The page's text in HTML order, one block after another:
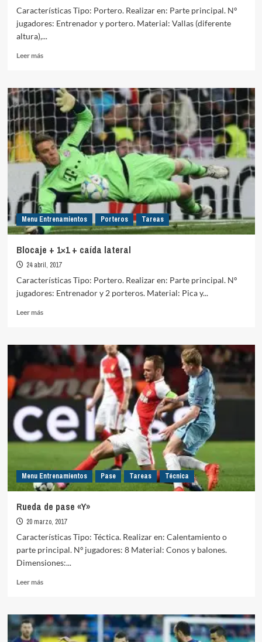
Características Tipo: Portero. Realizar en: Parte principal. Nº
jugadores: Entrenador y portero. Material: Vallas (diferente
altura),...
Leer másLeer
Fuerza
explosiva
(salto)
+
caída
lateral
Menu Entrenamientos Porteros Tareas
Blocaje + 1×1 + caída lateral
24 abril, 2017
Características Tipo: Portero. Realizar en: Parte principal. Nº
jugadores: Entrenador y 2 porteros. Material: Pica y...
Leer másLeer
Blocaje
1×1
+
caída
lateral
Menu Entrenamientos Pase Tareas Técnica
Rueda de pase «Y»
20 marzo, 2017
Características Tipo: Téctica. Realizar en: Calentamiento o
parte principal. Nº jugadores: 8 Material: Conos y balones.
Dimensiones:...
Leer másLeer
Rueda
de
pase